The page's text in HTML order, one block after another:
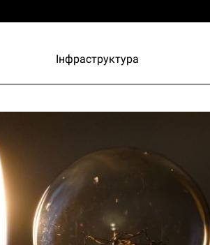
Інфраструктура